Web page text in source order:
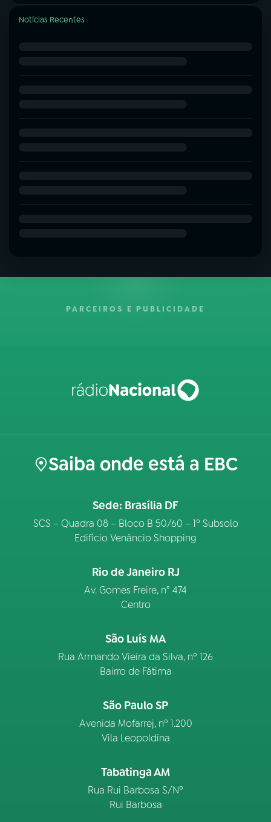
Notícias Recentes
PARCEIROS E PUBLICIDADE
Saiba onde está a EBC
Sede: Brasília DF
SCS – Quadra 08 – Bloco B 50/60 – 1º Subsolo
Edifício Venâncio Shopping
Rio de Janeiro RJ
Av. Gomes Freire, n° 474
Centro
São Luís MA
Rua Armando Vieira da Silva, nº 126
Bairro de Fátima
São Paulo SP
Avenida Mofarrej, nº 1.200
Vila Leopoldina
Tabatinga AM
Rua Rui Barbosa S/Nº
Rui Barbosa